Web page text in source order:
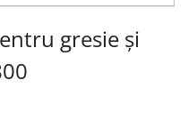
gresie și